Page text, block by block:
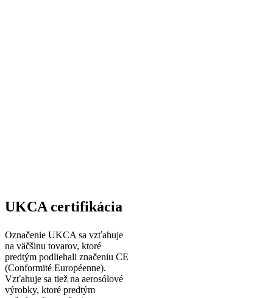
UKCA certifikácia
Označenie UKCA sa vzťahuje
na väčšinu tovarov, ktoré
predtým podliehali značeniu CE
(Conformité Européenne).
Vzťahuje sa tiež na aerosólové
výrobky, ktoré predtým